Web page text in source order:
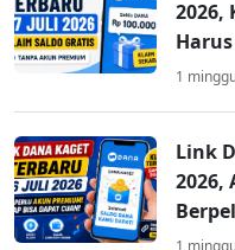
2026,
1
Link
2026,